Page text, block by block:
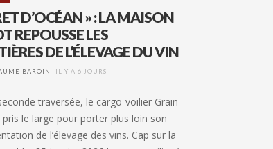
D’OCÉAN » : LA MAISON
REPOUSSE LES
DE L’ÉLEVAGE DU VIN
BAROIN IL Y A 6 JOURS
traversée, le cargo-voilier Grain
pris le large pour porter plus loin son
de l’élevage des vins. Cap sur la